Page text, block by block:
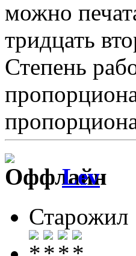
можно
тридцать
Степень
Lev
Старожил